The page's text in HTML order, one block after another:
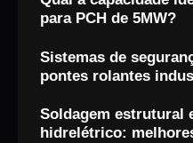
para PCH de 5MW?
Sistemas de
pontes rolantes
Soldagem estrutural
hidrelétrico: